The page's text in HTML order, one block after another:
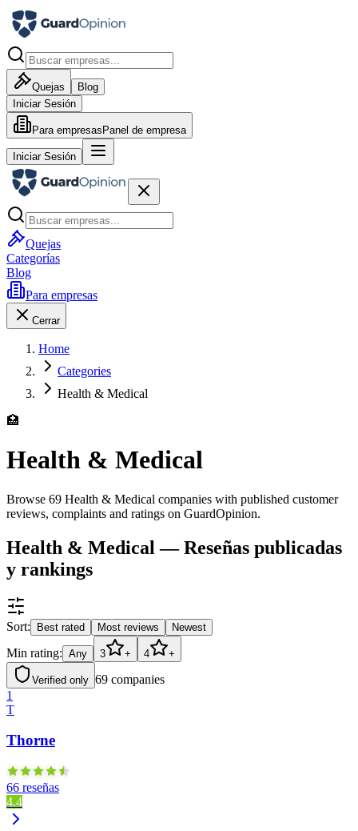
Quejas
Blog
Iniciar Sesión
Para empresas Panel de empresa
Iniciar Sesión
Quejas
Categorías
Blog
Para empresas
Cerrar
Home
Categories
Health & Medical
🏥
Health & Medical
Browse 69 Health & Medical companies with published customer
reviews, complaints and ratings on GuardOpinion.
Health & Medical — Reseñas publicadas
y rankings
Sort: Best rated Most reviews Newest
Min rating: Any 3 + 4 +
Verified only 69 companies
1
T
Thorne
66 reseñas
4.4